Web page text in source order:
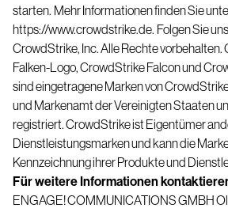
starten. Mehr Informationen finden Sie
https://www.crowdstrike.de. Folgen Sie
CrowdStrike, Inc. Alle Rechte vorbehalten.
Falken-Logo, CrowdStrike Falcon und
sind eingetragene Marken von
und Markenamt der Vereinigten Staaten
registriert. CrowdStrike ist Eigentümer
Dienstleistungsmarken und kann die
Kennzeichnung ihrer Produkte und
Für weitere Informationen
ENGAGE! COMMUNICATIONS GMBH